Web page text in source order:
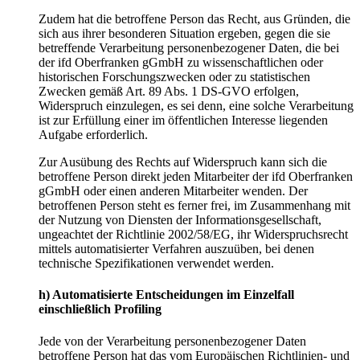
Zudem hat die betroffene Person das Recht, aus Gründen, die
sich aus ihrer besonderen Situation ergeben, gegen die sie
betreffende Verarbeitung personenbezogener Daten, die bei
der ifd Oberfranken gGmbH zu wissenschaftlichen oder
historischen Forschungszwecken oder zu statistischen
Zwecken gemäß Art. 89 Abs. 1 DS-GVO erfolgen,
Widerspruch einzulegen, es sei denn, eine solche Verarbeitung
ist zur Erfüllung einer im öffentlichen Interesse liegenden
Aufgabe erforderlich.
Zur Ausübung des Rechts auf Widerspruch kann sich die
betroffene Person direkt jeden Mitarbeiter der ifd Oberfranken
gGmbH oder einen anderen Mitarbeiter wenden. Der
betroffenen Person steht es ferner frei, im Zusammenhang mit
der Nutzung von Diensten der Informationsgesellschaft,
ungeachtet der Richtlinie 2002/58/EG, ihr Widerspruchsrecht
mittels automatisierter Verfahren auszuüben, bei denen
technische Spezifikationen verwendet werden.
h) Automatisierte Entscheidungen im Einzelfall
einschließlich Profiling
Jede von der Verarbeitung personenbezogener Daten
betroffene Person hat das vom Europäischen Richtlinien- und